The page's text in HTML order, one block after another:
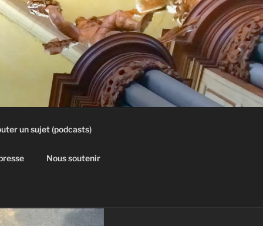
un sujet (podcasts)
Nous soutenir